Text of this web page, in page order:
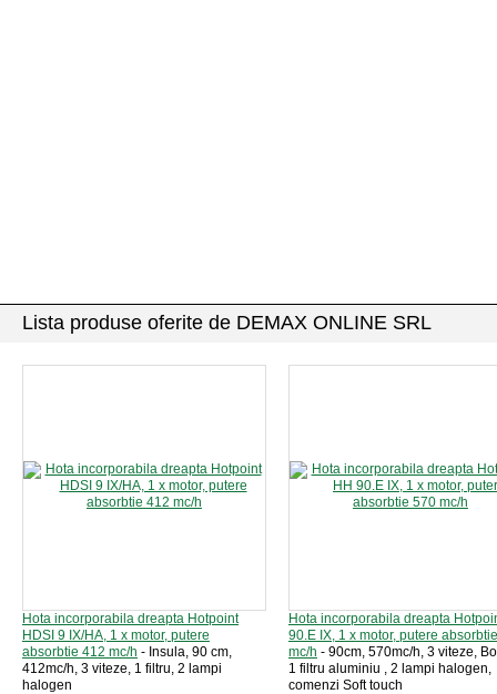
Lista produse oferite de DEMAX ONLINE SRL
Hota incorporabila dreapta Hotpoint
HDSI 9 IX/HA, 1 x motor, putere
absorbtie 412 mc/h - Insula, 90 cm,
412mc/h, 3 viteze, 1 filtru, 2 lampi
halogen
Hota incorporabila dreapta
90.E IX, 1 x motor, putere
mc/h - 90cm, 570mc/h, 3 viteze,
1 filtru aluminiu , 2 lampi halogen,
comenzi Soft touch